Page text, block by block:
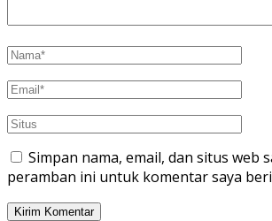
Simpan nama, email, dan situs web
peramban ini untuk komentar saya